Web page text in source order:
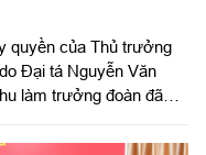
quyền của Thủ trưởng
Đại tá Nguyễn Văn
làm trưởng đoàn đã
Ban Chỉ huy Quân sự